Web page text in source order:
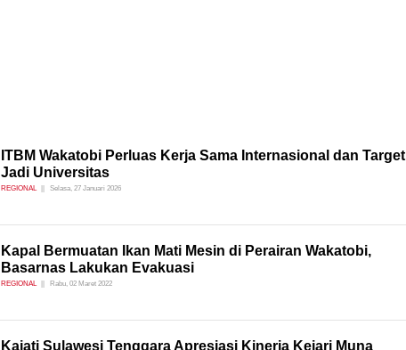
ITBM Wakatobi Perluas Kerja Sama Internasional dan Target
Jadi Universitas
REGIONAL Selasa, 27 Januari 2026
Kapal Bermuatan Ikan Mati Mesin di Perairan Wakatobi,
Basarnas Lakukan Evakuasi
REGIONAL Rabu, 02 Maret 2022
Kajati Sulawesi Tenggara Apresiasi Kinerja Kejari Muna